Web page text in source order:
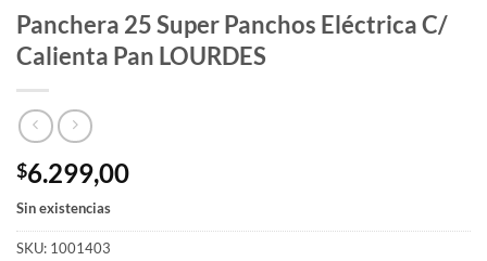
Panchera 25 Super Panchos Eléctrica C/
Calienta Pan LOURDES
$6.299,00
Sin existencias
SKU: 1001403